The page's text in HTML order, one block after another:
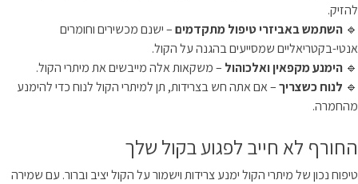
להזיק.
🔹 השתמש באביזרי טיפול מתקדמים– ישנם מכשירים וחומרים
אנטי-בקטריאליים שמסייעים בהגנה על הקול.
🔹 הימנע מקפאין ואלכוהול – משקאות אלה מייבשים את מיתרי הקול.
🔹 לנוח כשצריך– אם אתה חש בצרידות, תן למיתרי הקול לנוח כדי להימנע
מהחמרה.
החורף לא חייב לפגוע בקול שלך
טיפוח נכון של מיתרי הקול ימנע צרידות וישמור על הקול יציב וברור. עם שמירה